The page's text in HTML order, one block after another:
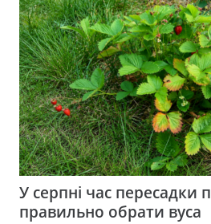
У серпні час пересадки
правильно обрати вуса